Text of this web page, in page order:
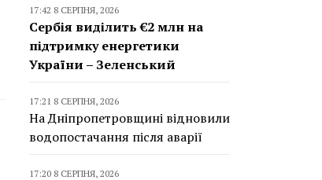
17:42 8 СЕРПНЯ, 2026
Сербія виділить €2 млн на
підтримку енергетики
України – Зеленський
17:21 8 СЕРПНЯ, 2026
На Дніпропетровщині відновили
водопостачання після аварії
17:20 8 СЕРПНЯ, 2026